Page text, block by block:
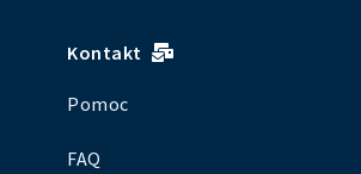
Kontakt
Pomoc
FAQ